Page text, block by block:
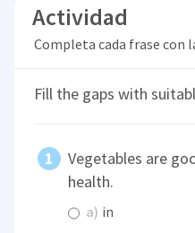
Actividad
Completa cada frase con
Fill the gaps with
Vegetables are
health.
a) in